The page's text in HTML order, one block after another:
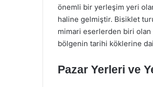
önemli bir yerleşim yeri
haline gelmiştir. Bisiklet
mimari eserlerden biri olan
bölgenin tarihi köklerine
Pazar Yerleri ve